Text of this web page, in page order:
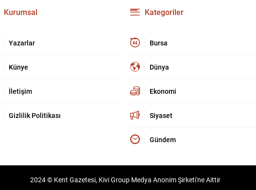
Kurumsal
Yazarlar
Künye
İletişim
Gizlilik Politikası
Kategoriler
Bursa
Dünya
Ekonomi
Siyaset
Gündem
2024 © Kent Gazetesi, Kivi Group Medya Anonim Şirketi'ne Aittir